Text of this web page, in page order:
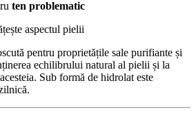
ten problematic
aspectul pielii
pentru proprietățile sale purifiante și
echilibrului natural al pielii și la
Sub formă de hidrolat este